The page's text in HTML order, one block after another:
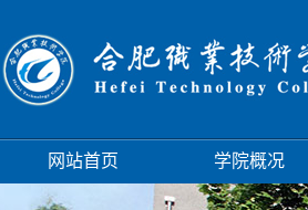
网站首页 学院概况